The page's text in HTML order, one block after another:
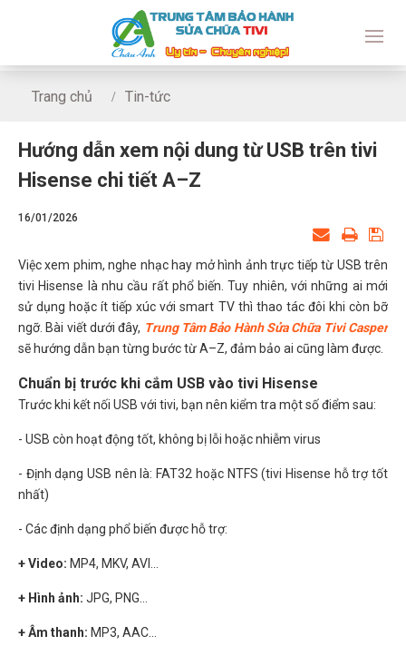
Trang chủ
Tin-tức
Hướng dẫn xem nội dung từ USB trên tivi
Hisense chi tiết A–Z
16/01/2026
Việc xem phim, nghe nhạc hay mở hình ảnh trực tiếp từ USB trên
tivi Hisense là nhu cầu rất phổ biến. Tuy nhiên, với những ai mới
sử dụng hoặc ít tiếp xúc với smart TV thì thao tác đôi khi còn bỡ
ngỡ. Bài viết dưới đây, Trung Tâm Bảo Hành Sửa Chữa Tivi Casper
sẽ hướng dẫn bạn từng bước từ A–Z, đảm bảo ai cũng làm được.
Chuẩn bị trước khi cắm USB vào tivi Hisense
Trước khi kết nối USB với tivi, bạn nên kiểm tra một số điểm sau:
- USB còn hoạt động tốt, không bị lỗi hoặc nhiễm virus
- Định dạng USB nên là: FAT32 hoặc NTFS (tivi Hisense hỗ trợ tốt
nhất)
- Các định dạng phổ biến được hỗ trợ:
+ Video: MP4, MKV, AVI…
+ Hình ảnh: JPG, PNG…
+ Âm thanh: MP3, AAC…